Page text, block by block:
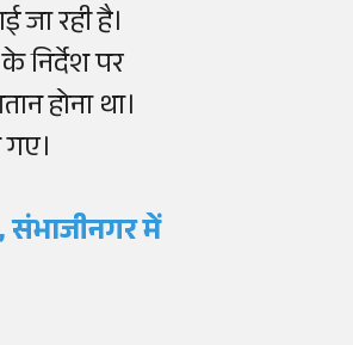
रही है।
निर्देश पर
होना था।
में